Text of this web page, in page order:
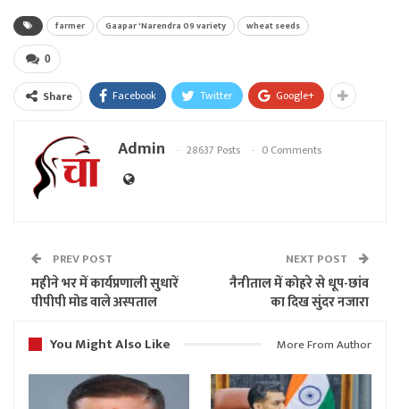
farmer Gaapar 'Narendra 09 variety wheat seeds
0
Share Facebook Twitter Google+
Admin 28637 Posts 0 Comments
PREV POST
महीने भर में कार्यप्रणाली सुधारें
पीपीपी मोड वाले अस्पताल
NEXT POST
नैनीताल में कोहरे से धूप-छांव
का दिख सुंदर नजारा
You Might Also Like
More From Author